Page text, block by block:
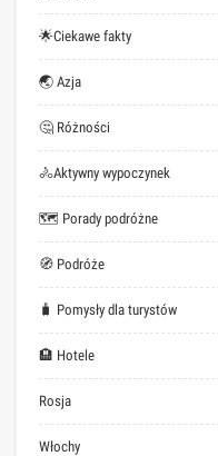
🌟Ciekawe fakty
🌏 Azja
🤔 Różności
🚴Aktywny wypoczynek
🗺 Porady podróżne
🧭 Podróże
🧳 Pomysły dla turystów
🏨 Hotele
Rosja
Włochy